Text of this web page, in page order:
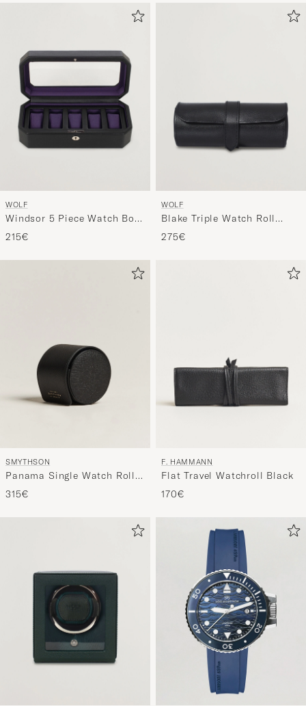
WOLF
Windsor 5 Piece Watch Box
Black Purple
215€
WOLF
Blake Triple Watch Roll
Black/Purple
275€
SMYTHSON
Panama Single Watch Roll
Black
315€
F. HAMMANN
Flat Travel Watchroll Black
170€